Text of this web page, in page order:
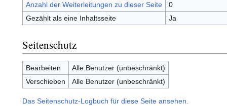
Anzahl der Weiterleitungen zu dieser Seite
0
Gezählt als eine Inhaltsseite
Ja
Seitenschutz
Bearbeiten
Alle Benutzer (unbeschränkt)
Verschieben
Alle Benutzer (unbeschränkt)
Das Seitenschutz-Logbuch für diese Seite ansehen.